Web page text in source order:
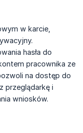
w karcie,
hasła do
pracownika ze
na dostęp do
przeglądarkę i
wniosków.